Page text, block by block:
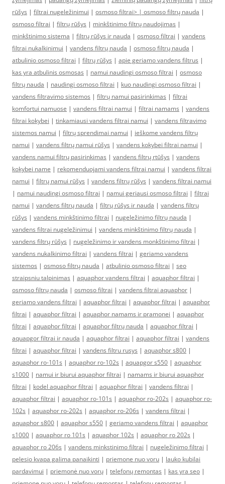
rūšys | filtrai nugeležinimui | osmoso filtrai> | osmoso filtrų nauda |
osmoso filtrai | filtrų rūšys | minkštinimo filtrų naudojimas |
minkštinimo sistema | filtrų rūšys ir nauda | osmoso filtrai | vandens
filtrai nukalkinimui | vandens filtrų nauda | osmoso filtrų nauda |
atbulinio osmoso filtrai | filtrų rūšys | apie geriamo vandens filtrus |
kas yra atbulinis osmosas | namui naudingi osmoso filtrai | osmoso
filtrų nauda | naudingi osmoso filtrai | kuo naudingi osmoso filtrai |
vandens filtravimo sistemos | filtrų namui pasirinkimas | filtrai
komfortui namuose | vandens filtrai namui | filtrai namams | vandens
filtrai kokybei | tinkamiausi vandens filtrai namui | vandens filtravimo
sistemos namui | filtrų sprendimai namui | ieškome vandens filtrų
namui | vandens filtrų namui rūšys | vandens kokybei filtrai namui |
vandens namui filtrų pasirinkimas | vandens filtrų rtūšys | vandens
kokybei name | rekomenduojami vandens filtrai namui | vandens filtrai
namui | filtrų namui rūšys | vandens filtrų rūšys | vandens filtrai namui
| namui naudingi osmoso filtrai | namui geriausi osmoso filtrai | filtrai
namui | vandens filtrų nauda | filtrų rūšys ir nauda | vandens filtrų
rūšys | vandens minkštinimo filtrai | nugeležinimo filtrų nauda |
vandens filtrai nugeležinimui | vandens minkštinimo filtrų nauda |
vandens filtrų rūšys | nugeležinimo ir vandens monkštinimo filtrai |
vandens nukalkinimo filtrai | vandens filtrai | geriamo vandens
sistemos | osmoso filtrų nauda | atbulinio osmoso filtrai | seo
straipsniu talpinimas | aquaphor vandens filtrai | aquaphor filtrai |
osmoso filtrų nauda | osmoso filtrai | vandens filtrai aquaphor |
geriamo vandens filtrai | aquaphor filtrai | aquaphor filtrai | aquaphor
filtrai | aquaphor filtrai | aquaphor namams ir pramonei | aquaphor
filtrai | aquaphor filtrai | aquaphor filtrų nauda | aquaphor filtrai |
aquapgor filtrai ir nauda | aquaphor filtrai | aquaphor filtrai | vandens
filtrai | aquaphor filtrai | vandens filtru rusys | aquaphor s800 |
aquaphor ro-101s | aquaphor ro-102s | aquapgor s550 | aquaphor
s1000 | namui ir biurui aquaphor filtrai | namams ir biurui aquaphor
filtrai | kodel aquaphor filtrai | aquaphor filtrai | vandens filtrai |
aquaphor filtrai | aquaphor ro-101s | aquaphor ro-202s | aquaphor ro-
102s | aquaphor ro-202s | aquaphor ro-206s | vandens filtrai |
aquaphor s800 | aquaphor s550 | geriamo vandens filtrai | aquaphor
s1000 | aquaphor ro 101s | aquaphor 102s | aquaphor ro 202s |
aquaphor ro 206s | vandens minkstinimo filtrai | nugeležinimo filtrai |
pelesio kvapa galima panaikinti | priemone nuo voru | lauko kubilai
pardavimui | priemonė nuo vorų | telefonų remontas | kas yra seo |